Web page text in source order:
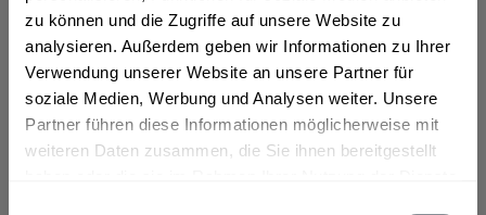
zu können und die Zugriffe auf unsere Website zu
analysieren. Außerdem geben wir Informationen zu Ihrer
Verwendung unserer Website an unsere Partner für
soziale Medien, Werbung und Analysen weiter. Unsere
Partner führen diese Informationen möglicherweise mit
weiteren Daten zusammen, die Sie ihnen bereitgestellt
Natürliches Mineralwasser, Zucker *, Apfelsaftkonzentrat
(13 % Apfel) * , Orangensaftkonzentrat *...mehr
Lebensmittelunternehmer
Adelholzener Alpenquellen GmbH St.-Primus-Strasse 1-5 D-
83313 Siegsdorf Telefon: 08662 62-0...mehr